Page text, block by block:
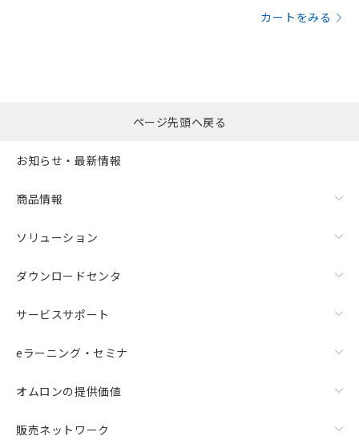
カートをみる
ページ先頭へ戻る
お知らせ・最新情報
商品情報
ソリューション
ダウンロードセンタ
サービスサポート
eラーニング・セミナ
オムロンの提供価値
販売ネットワーク